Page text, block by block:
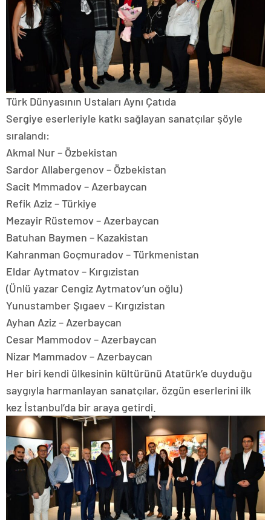
Türk Dünyasının Ustaları Aynı Çatıda
Sergiye eserleriyle katkı sağlayan sanatçılar şöyle
sıralandı:
Akmal Nur – Özbekistan
Sardor Allabergenov – Özbekistan
Sacit Mmmadov – Azerbaycan
Refik Aziz – Türkiye
Mezayir Rüstemov – Azerbaycan
Batuhan Baymen – Kazakistan
Kahranman Goçmuradov – Türkmenistan
Eldar Aytmatov – Kırgızistan
(Ünlü yazar Cengiz Aytmatov’un oğlu)
Yunustamber Şıgaev – Kırgızistan
Ayhan Aziz – Azerbaycan
Cesar Mammodov – Azerbaycan
Nizar Mammadov – Azerbaycan
Her biri kendi ülkesinin kültürünü Atatürk’e duyduğu
saygıyla harmanlayan sanatçılar, özgün eserlerini ilk
kez İstanbul’da bir araya getirdi.